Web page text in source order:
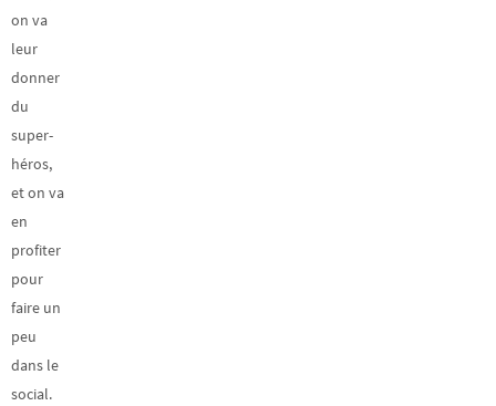
on va
leur
donner
du
super-
héros,
et on va
en
profiter
pour
faire un
peu
dans le
social.